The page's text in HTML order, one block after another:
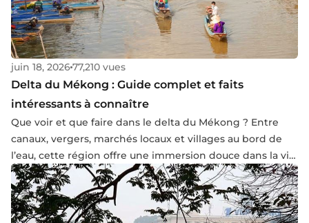
juin 18, 202677,210 vues
Delta du Mékong : Guide complet et faits
intéressants à connaître
Que voir et que faire dans le delta du Mékong ? Entre
canaux, vergers, marchés locaux et villages au bord de
l’eau, cette région offre une immersion douce dans la vie
du sud du Vietnam. Dans cet article, nous vous
suggérons les meilleures expériences à vivre et les
conseils utiles pour bien organiser votre découverte du